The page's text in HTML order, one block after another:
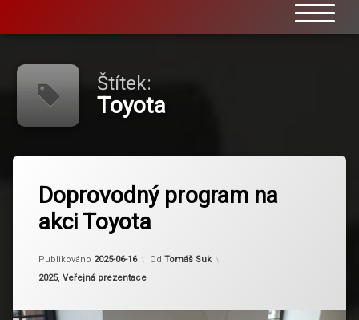
Štítek:
Toyota
Doprovodný program na
akci Toyota
Publikováno 2025-06-16 Od Tomáš Suk
Kategorie:
2025, Veřejná prezentace
Toyota